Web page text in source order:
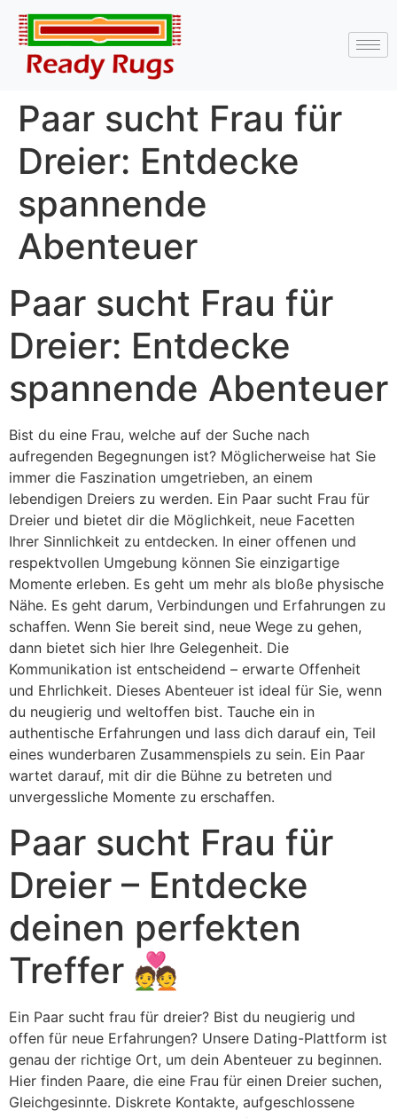
Paar sucht Frau für
Dreier: Entdecke
spannende
Abenteuer
Paar sucht Frau für
Dreier: Entdecke
spannende Abenteuer
Bist du eine Frau, welche auf der Suche nach
aufregenden Begegnungen ist? Möglicherweise hat Sie
immer die Faszination umgetrieben, an einem
lebendigen Dreiers zu werden. Ein Paar sucht Frau für
Dreier und bietet dir die Möglichkeit, neue Facetten
Ihrer Sinnlichkeit zu entdecken. In einer offenen und
respektvollen Umgebung können Sie einzigartige
Momente erleben. Es geht um mehr als bloße physische
Nähe. Es geht darum, Verbindungen und Erfahrungen zu
schaffen. Wenn Sie bereit sind, neue Wege zu gehen,
dann bietet sich hier Ihre Gelegenheit. Die
Kommunikation ist entscheidend – erwarte Offenheit
und Ehrlichkeit. Dieses Abenteuer ist ideal für Sie, wenn
du neugierig und weltoffen bist. Tauche ein in
authentische Erfahrungen und lass dich darauf ein, Teil
eines wunderbaren Zusammenspiels zu sein. Ein Paar
wartet darauf, mit dir die Bühne zu betreten und
unvergessliche Momente zu erschaffen.
Paar sucht Frau für
Dreier – Entdecke
deinen perfekten
Treffer 💑
Ein Paar sucht frau für dreier? Bist du neugierig und
offen für neue Erfahrungen? Unsere Dating-Plattform ist
genau der richtige Ort, um dein Abenteuer zu beginnen.
Hier finden Paare, die eine Frau für einen Dreier suchen,
Gleichgesinnte. Diskrete Kontakte, aufgeschlossene